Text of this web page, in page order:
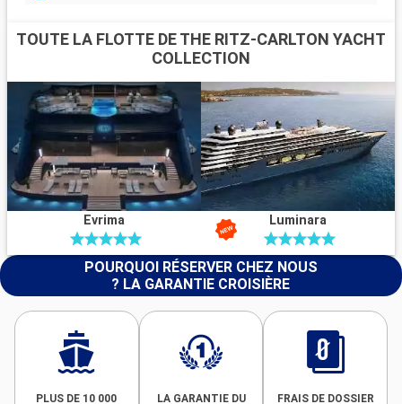
TOUTE LA FLOTTE DE THE RITZ-CARLTON YACHT
COLLECTION
Evrima Luminara
POURQUOI RÉSERVER CHEZ NOUS
? LA GARANTIE CROISIÈRE
PLUS DE 10 000 LA GARANTIE DU FRAIS DE DOSSIER